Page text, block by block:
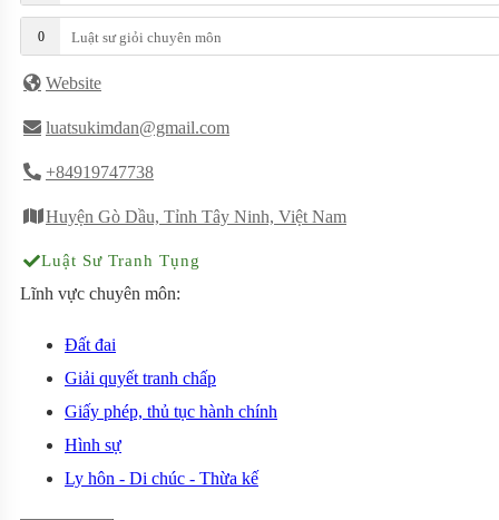
0 Luật sư giỏi chuyên môn
Website
luatsukimdan@gmail.com
+84919747738
Huyện Gò Dầu, Tỉnh Tây Ninh, Việt Nam
Luật Sư Tranh Tụng
Lĩnh vực chuyên môn:
Đất đai
Giải quyết tranh chấp
Giấy phép, thủ tục hành chính
Hình sự
Ly hôn - Di chúc - Thừa kế